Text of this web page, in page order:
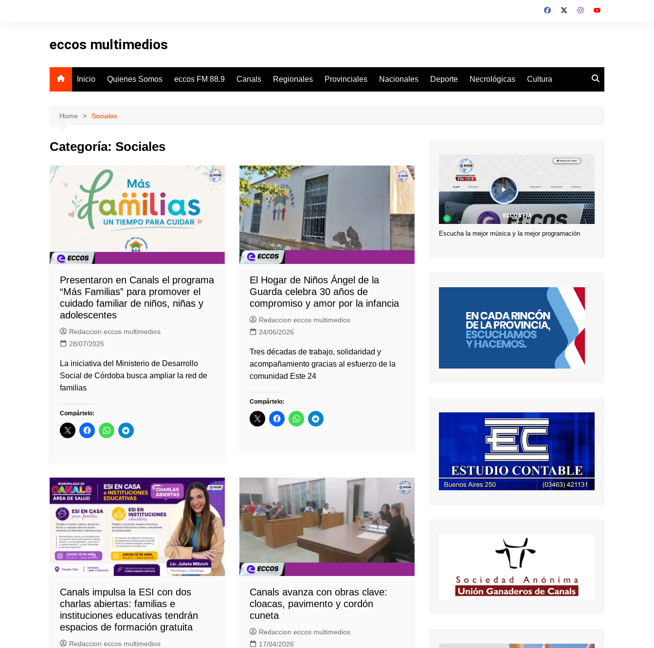
eccos multimedios
Inicio Quienes Somos eccos FM 88.9 Canals Regionales Provinciales Nacionales Deporte Necrológicas Cultura
Home Sociales
Categoría: Sociales
Presentaron en Canals el programa
“Más Familias” para promover el
cuidado familiar de niños, niñas y
adolescentes
Redaccion eccos multimedios
28/07/2026
La iniciativa del Ministerio de Desarrollo
Social de Córdoba busca ampliar la red de
familias
Compártelo:
El Hogar de Niños Ángel de la
Guarda celebra 30 años de
compromiso y amor por la infancia
Redaccion eccos multimedios
24/06/2026
Tres décadas de trabajo, solidaridad y
acompañamiento gracias al esfuerzo de la
comunidad Este 24
Compártelo:
Canals impulsa la ESI con dos
charlas abiertas: familias e
instituciones educativas tendrán
espacios de formación gratuita
Redaccion eccos multimedios
Canals avanza con obras clave:
cloacas, pavimento y cordón
cuneta
Redaccion eccos multimedios
17/04/2026
Escucha la mejor música y la mejor programación